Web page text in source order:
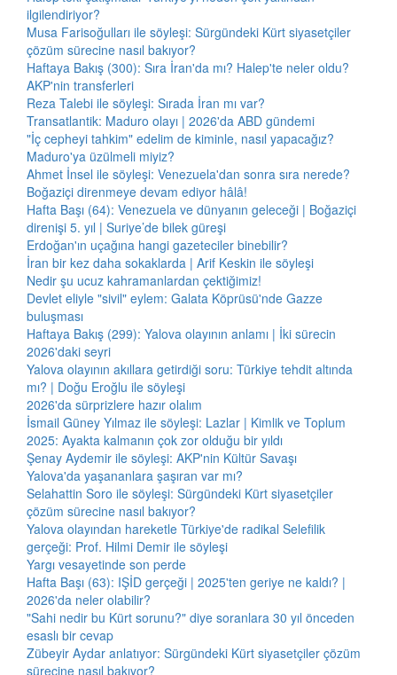
ilgilendiriyor?
Musa Farisoğulları ile söyleşi: Sürgündeki Kürt siyasetçiler
çözüm sürecine nasıl bakıyor?
Haftaya Bakış (300): Sıra İran'da mı? Halep'te neler oldu?
AKP'nin transferleri
Reza Talebi ile söyleşi: Sırada İran mı var?
Transatlantik: Maduro olayı | 2026'da ABD gündemi
"İç cepheyi tahkim" edelim de kiminle, nasıl yapacağız?
Maduro'ya üzülmeli miyiz?
Ahmet İnsel ile söyleşi: Venezuela'dan sonra sıra nerede?
Boğaziçi direnmeye devam ediyor hâlâ!
Hafta Başı (64): Venezuela ve dünyanın geleceği | Boğaziçi
direnişi 5. yıl | Suriye’de bilek güreşi
Erdoğan'ın uçağına hangi gazeteciler binebilir?
İran bir kez daha sokaklarda | Arif Keskin ile söyleşi
Nedir şu ucuz kahramanlardan çektiğimiz!
Devlet eliyle "sivil" eylem: Galata Köprüsü'nde Gazze
buluşması
Haftaya Bakış (299): Yalova olayının anlamı | İki sürecin
2026'daki seyri
Yalova olayının akıllara getirdiği soru: Türkiye tehdit altında
mı? | Doğu Eroğlu ile söyleşi
2026'da sürprizlere hazır olalım
İsmail Güney Yılmaz ile söyleşi: Lazlar | Kimlik ve Toplum
2025: Ayakta kalmanın çok zor olduğu bir yıldı
Şenay Aydemir ile söyleşi: AKP'nin Kültür Savaşı
Yalova'da yaşananlara şaşıran var mı?
Selahattin Soro ile söyleşi: Sürgündeki Kürt siyasetçiler
çözüm sürecine nasıl bakıyor?
Yalova olayından hareketle Türkiye'de radikal Selefilik
gerçeği: Prof. Hilmi Demir ile söyleşi
Yargı vesayetinde son perde
Hafta Başı (63): IŞİD gerçeği | 2025'ten geriye ne kaldı? |
2026'da neler olabilir?
"Sahi nedir bu Kürt sorunu?" diye soranlara 30 yıl önceden
esaslı bir cevap
Zübeyir Aydar anlatıyor: Sürgündeki Kürt siyasetçiler çözüm
sürecine nasıl bakıyor?